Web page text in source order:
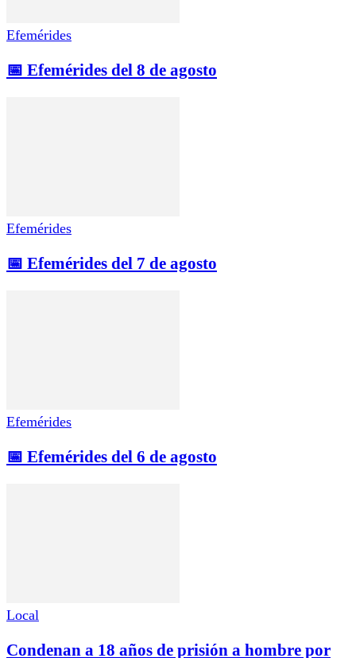
Efemérides
📅 Efemérides del 8 de agosto
Efemérides
📅 Efemérides del 7 de agosto
Efemérides
📅 Efemérides del 6 de agosto
Local
Condenan a 18 años de prisión a hombre por